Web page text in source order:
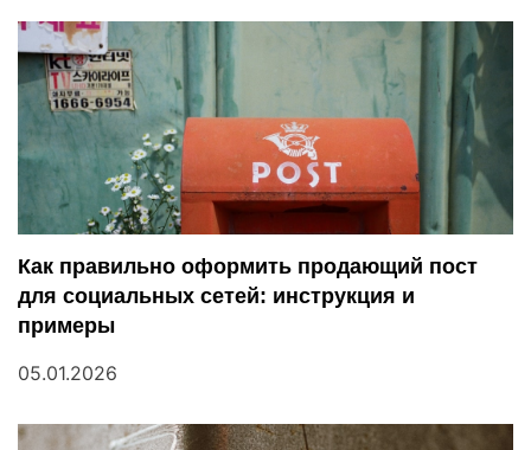
а
ц
и
я
п
о
з
а
п
Как правильно оформить продающий пост
для социальных сетей: инструкция и
примеры
05.01.2026